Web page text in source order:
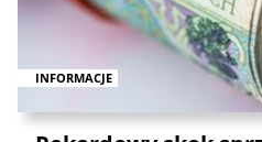
INFORMACJE